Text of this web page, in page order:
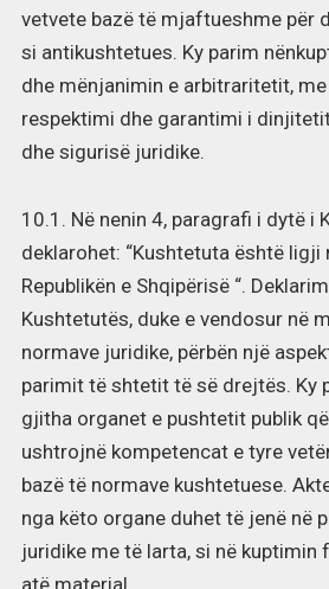
vetvete bazë të mjaftueshme për
si antikushtetues. Ky parim
dhe mënjanimin e arbitraritetit,
respektimi dhe garantimi i
dhe sigurisë juridike.
10.1. Në nenin 4, paragrafi i dytë i
deklarohet: “Kushtetuta është ligji
Republikën e Shqipërisë “.
Kushtetutës, duke e vendosur në
normave juridike, përbën një
parimit të shtetit të së drejtës. Ky
gjitha organet e pushtetit publik që
ushtrojnë kompetencat e tyre
bazë të normave kushtetuese.
nga këto organe duhet të jenë në
juridike me të larta, si në kuptimin
atë material.